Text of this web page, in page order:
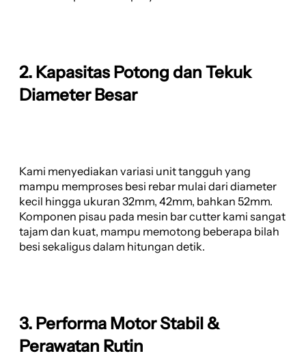
2. Kapasitas Potong dan Tekuk
Diameter Besar
Kami menyediakan variasi unit tangguh yang
mampu memproses besi rebar mulai dari diameter
kecil hingga ukuran 32mm, 42mm, bahkan 52mm.
Komponen pisau pada mesin bar cutter kami sangat
tajam dan kuat, mampu memotong beberapa bilah
besi sekaligus dalam hitungan detik.
3. Performa Motor Stabil &
Perawatan Rutin